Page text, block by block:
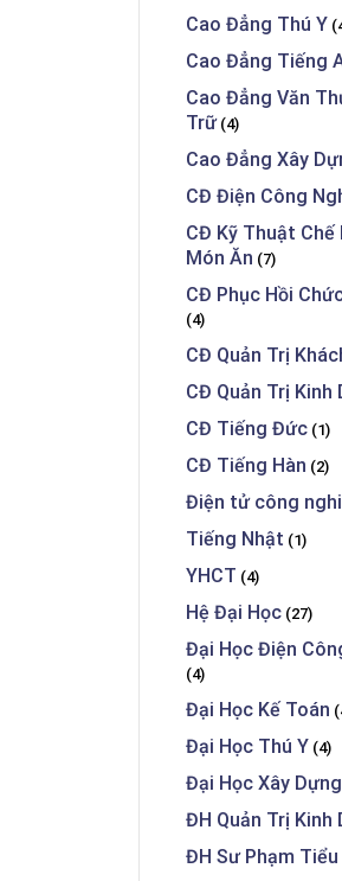
Cao Đẳng Thú Y
Cao Đẳng Tiếng
Cao Đẳng Văn
Trữ(4)
Cao Đẳng Xây
CĐ Điện Công
CĐ Kỹ Thuật Chế
Món Ăn (7)
CĐ Phục Hồi
(4)
CĐ Quản Trị
CĐ Quản Trị Kinh
CĐ Tiếng Đức (1)
CĐ Tiếng Hàn (2)
Điện tử công
Tiếng Nhật (1)
YHCT (4)
Hệ Đại Học (27)
Đại Học Điện
(4)
Đại Học Kế Toán
Đại Học Thú Y (4)
Đại Học Xây Dựng
ĐH Quản Trị Kinh
ĐH Sư Phạm